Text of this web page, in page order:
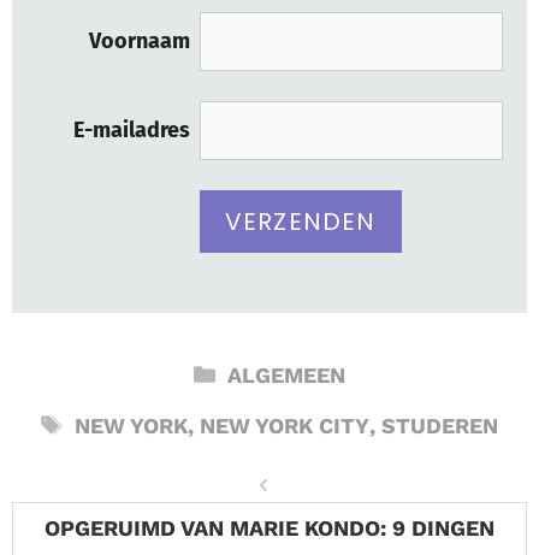
Voornaam
E-mailadres
CATEGORIEËN
ALGEMEEN
TAGS
NEW YORK, NEW YORK CITY,STUDEREN
OPGERUIMD VAN MARIE KONDO: 9 DINGEN